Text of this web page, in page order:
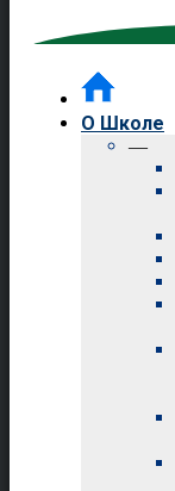
О Школе
—